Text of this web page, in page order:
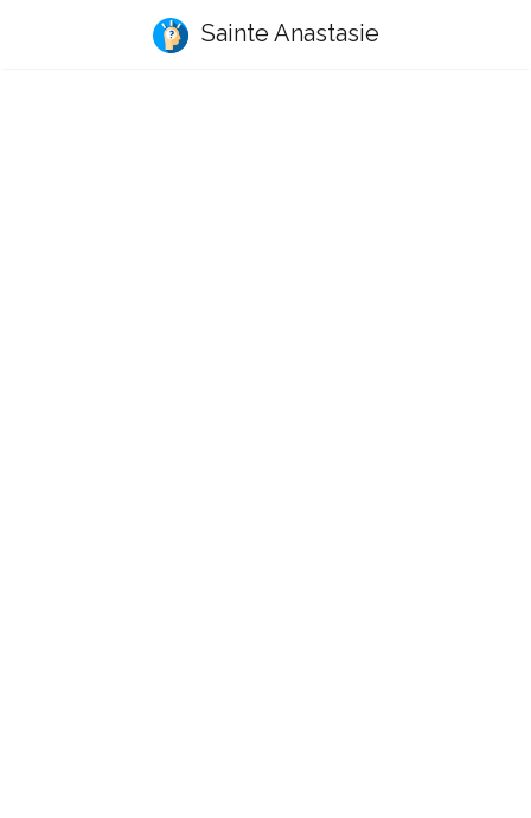
Sainte Anastasie